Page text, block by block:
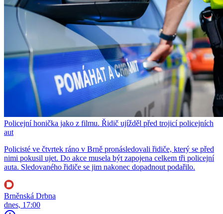
Policejní honička jako z filmu. Řidič ujížděl před trojicí policejních
aut
Policisté ve čtvrtek ráno v Brně pronásledovali řidiče, který se před
nimi pokusil ujet. Do akce musela být zapojena celkem tři policejní
auta. Sledovaného řidiče se jim nakonec dopadnout podařilo.
Brněnská Drbna
dnes, 17:00